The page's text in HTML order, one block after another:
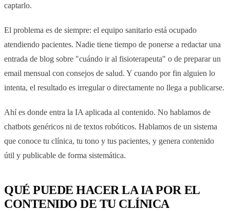
captarlo.
El problema es de siempre: el equipo sanitario está ocupado
atendiendo pacientes. Nadie tiene tiempo de ponerse a redactar una
entrada de blog sobre "cuándo ir al fisioterapeuta" o de preparar un
email mensual con consejos de salud. Y cuando por fin alguien lo
intenta, el resultado es irregular o directamente no llega a publicarse.
Ahí es donde entra la IA aplicada al contenido. No hablamos de
chatbots genéricos ni de textos robóticos. Hablamos de un sistema
que conoce tu clínica, tu tono y tus pacientes, y genera contenido
útil y publicable de forma sistemática.
QUÉ PUEDE HACER LA IA POR EL
CONTENIDO DE TU CLÍNICA